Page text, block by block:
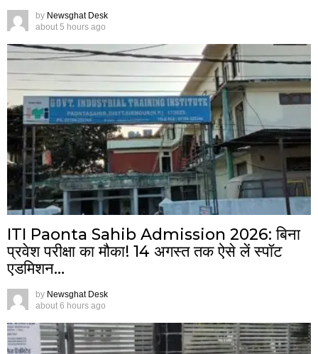
by Newsghat Desk
about 5 hours ago
ITI Paonta Sahib Admission 2026: बिना
प्रवेश परीक्षा का मौका! 14 अगस्त तक ऐसे लें स्पॉट
एडमिशन…
by Newsghat Desk
about 6 hours ago